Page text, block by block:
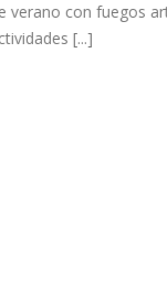
artificiales, baile,